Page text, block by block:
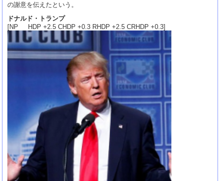
の謝意を伝えたという。
ドナルド・トランプ
[NP HDP +2.5 CHDP +0.3 RHDP +2.5 CRHDP +0.3]